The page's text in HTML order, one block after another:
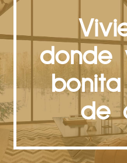
donde
de